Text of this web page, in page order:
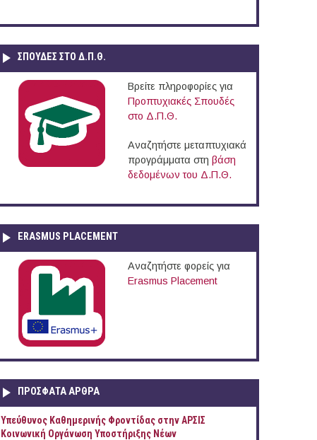
ΣΠΟΥΔΈΣ ΣΤΟ Δ.Π.Θ.
Βρείτε πληροφορίες για
Προπτυχιακές Σπουδές
στο Δ.Π.Θ.
Αναζητήστε μεταπτυχιακά
προγράμματα στη βάση
δεδομένων του Δ.Π.Θ.
ERASMUS PLACEMENT
Αναζητήστε φορείς για
Erasmus Placement
ΠΡOΣΦΑΤΑ AΡΘΡΑ
Yπεύθυνος Καθημερινής Φροντίδας στην ΑΡΣΙΣ
Κοινωνική Οργάνωση Υποστήριξης Νέων